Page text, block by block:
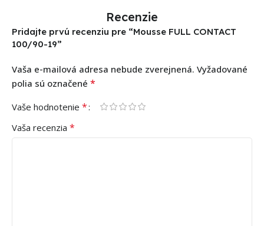
Recenzie
Pridajte prvú recenziu pre “Mousse FULL CONTACT
100/90-19”
Vaša e-mailová adresa nebude zverejnená. Vyžadované
polia sú označené *
Vaše hodnotenie *
Vaša recenzia *